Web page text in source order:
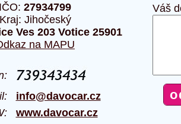
IČO: 27934799
Kraj: Jihočeský
Ves 203 Votice 25901
na MAPU
info@davocar.cz
www.davocar.cz
Váš